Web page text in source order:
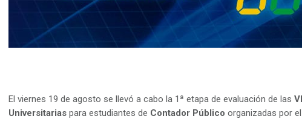
El viernes 19 de agosto se llevó a cabo la 1ª etapa de evaluación de las
Universitarias para estudiantes de Contador Público organizadas por